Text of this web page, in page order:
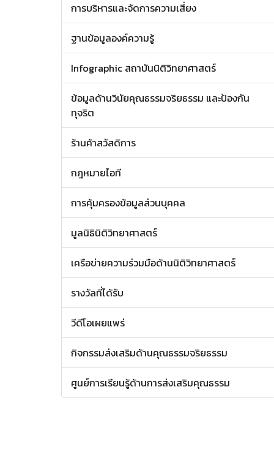
การบริหารและจัดการความเสี่ยง
ฐานข้อมูลองค์ความรู้
Infographic สถาบันนิติวิทยาศาสตร์
ข้อมูลด้านวินัยคุณธรรมจริยธรรม และป้องกัน
ทุจริต
ร้านค้าสวัสดิการ
กฎหมายไอที
การคุ้มครองข้อมูลส่วนบุคคล
มูลนิธินิติวิทยาศาสตร์
เครือข่ายความร่วมมือด้านนิติวิทยาศาสตร์
รางวัลที่ได้รับ
วีดีโอเผยแพร่
กิจกรรมส่งเสริมด้านคุณธรรมจริยธรรม
ศูนย์การเรียนรู้ด้านการส่งเสริมคุณธรรม